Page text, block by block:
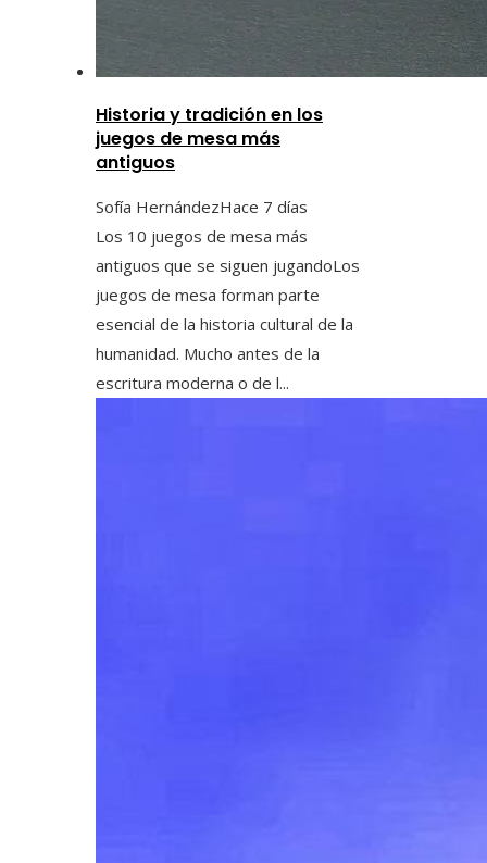
Historia y tradición en los
juegos de mesa más
antiguos
Sofía HernándezHace 7 días
Los 10 juegos de mesa más
antiguos que se siguen jugandoLos
juegos de mesa forman parte
esencial de la historia cultural de la
humanidad. Mucho antes de la
escritura moderna o de l...